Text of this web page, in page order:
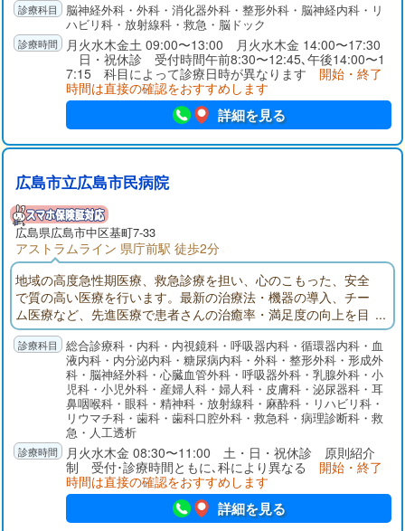
脳神経外科・外科・消化器外科・整形外科・脳神経内科・リ
ハビリ科・放射線科・救急・脳ドック
月火水木金土 09:00〜13:00 月火水木金 14:00〜17:30
日・祝休診 受付時間午前8:30〜12:45､午後14:00〜1
7:15 科目によって診療日時が異なります 開始・終了
時間は直接の確認をおすすめします
詳細を見る
広島市立広島市民病院
広島県広島市中区基町7-33
アストラムライン 県庁前駅 徒歩2分
地域の高度急性期医療、救急診療を担い、心のこもった、安全
で質の高い医療を行います。最新の治療法・機器の導入、チー
ム医療など、先進医療で患者さんの治癒率・満足度の向上を目
指しています。がん拠点病院として、年間2500名を超える新規
がん患者様が来院される当院では、質の高いがん治療を目指し
ています。
総合診療科・内科・内視鏡科・呼吸器内科・循環器内科・血
液内科・内分泌内科・糖尿病内科・外科・整形外科・形成外
科・脳神経外科・心臓血管外科・呼吸器外科・乳腺外科・小
児科・小児外科・産婦人科・婦人科・皮膚科・泌尿器科・耳
鼻咽喉科・眼科・精神科・放射線科・麻酔科・リハビリ科・
リウマチ科・歯科・歯科口腔外科・救急科・病理診断科・救
急・人工透析
月火水木金 08:30〜11:00 土・日・祝休診 原則紹介
制 受付･診療時間ともに､科により異なる 開始・終了
時間は直接の確認をおすすめします
詳細を見る